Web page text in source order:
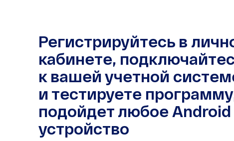
Регистрируйтесь в
кабинете,
к вашей учетной
и тестируете
подойдет любое Android
устройство